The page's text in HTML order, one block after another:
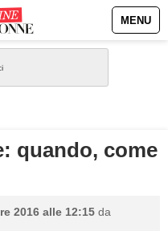
MENU
quando, come
2016 alle 12:15 da